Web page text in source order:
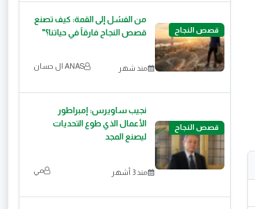
قصص النجاح
من الفشل إلى القمة: كيف تصنع
قصص النجاح فارقاً في حياتنا؟"
منذ شهر ANAS ال حسان
قصص النجاح
نجيب ساويرس: إمبراطور
الأعمال الذي طوع التحديات
ليصنع المجد
منذ 3 أشهر مي